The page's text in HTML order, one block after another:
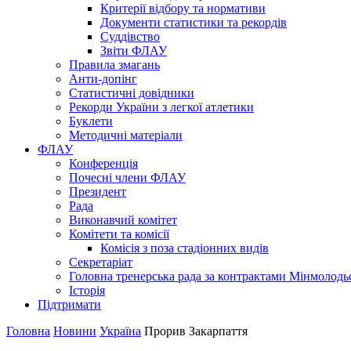
Критерії відбору та нормативи
Документи статистики та рекордів
Суддівство
Звіти ФЛАУ
Правила змагань
Анти-допінг
Статистичні довідники
Рекорди України з легкої атлетики
Буклети
Методичні матеріали
ФЛАУ
Конференція
Почесні члени ФЛАУ
Президент
Рада
Виконавчий комітет
Комітети та комісії
Комісія з поза стадіонних видів
Секретаріат
Головна тренерська рада за контрактами
Історія
Підтримати
Головна Новини Україна Прорив Закарпаття